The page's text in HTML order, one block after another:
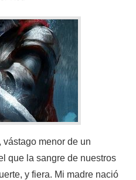
vástago menor de un
que la sangre de nuestros
y fiera. Mi madre nació